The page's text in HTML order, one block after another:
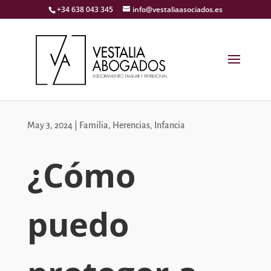
+34 638 043 345 info@vestaliaasociados.es
May 3, 2024| Familia, Herencias, Infancia
¿Cómo
puedo